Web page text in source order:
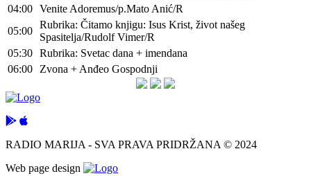
04:00 Venite Adoremus/p.Mato Anić/R
05:00
Rubrika: Čitamo knjigu: Isus Krist, život našeg
Spasitelja/Rudolf Vimer/R
05:30 Rubrika: Svetac dana + imendana
06:00
Zvona + Anđeo Gospodnji
RADIO MARIJA - SVA PRAVA PRIDRŽANA © 2024
Web page design